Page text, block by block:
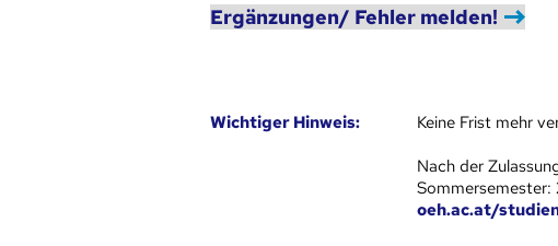
Ergänzungen/ Fehler melden!
Wich­ti­ger Hin­weis: Keine Frist mehr
Nach der
Sommersemester:
oeh.ac.at/